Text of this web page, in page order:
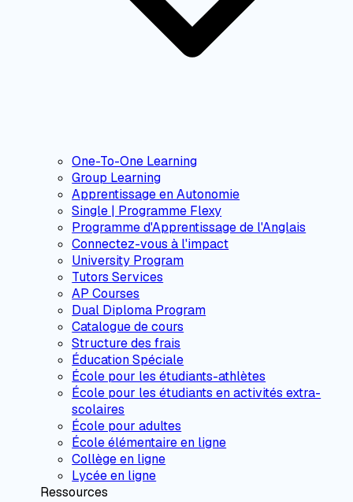
One-To-One Learning
Group Learning
Apprentissage en Autonomie
Single | Programme Flexy
Programme d'Apprentissage de l'Anglais
Connectez-vous à l'impact
University Program
Tutors Services
AP Courses
Dual Diploma Program
Catalogue de cours
Structure des frais
Éducation Spéciale
École pour les étudiants-athlètes
École pour les étudiants en activités extra-
scolaires
École pour adultes
École élémentaire en ligne
Collège en ligne
Lycée en ligne
Ressources